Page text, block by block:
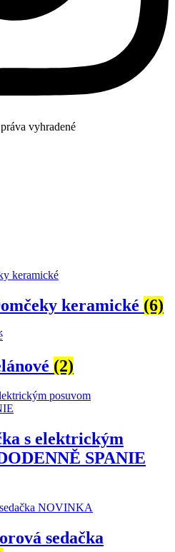
vyhradené
keramické (6)
(2)
s elektrickým
SPANIE
sedačka